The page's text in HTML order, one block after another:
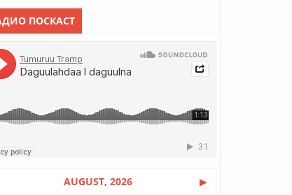
Дэлхийн эрүүл мэндийн өдөр
April 07, 2026
МУГЖ Б.Туяа: Инээд бол аз
жаргал
шөнийн цахилгааны тар...
March 31, 2026 558
12 иргэний амь насыг авран
ПОСКАСТ
AUGUST, 2026 ▶